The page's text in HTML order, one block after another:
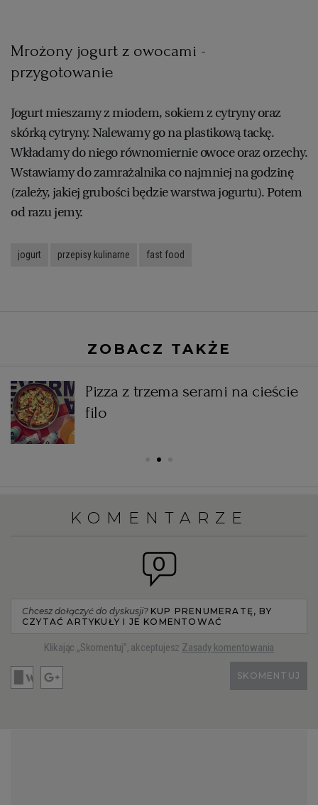
ZIELONA GÓRA
Mrożony jogurt z owocami -
przygotowanie
Jogurt mieszamy z miodem, sokiem z cytryny oraz
skórką cytryny. Nalewamy go na plastikową tackę.
Wkładamy do niego równomiernie owoce oraz orzechy.
Wstawiamy do zamrażalnika co najmniej na godzinę
(zależy, jakiej grubości będzie warstwa jogurtu). Potem
od razu jemy.
jogurt przepisy kulinarne fast food
ZOBACZ TAKŻE
Pizza z trzema serami na cieście
filo
KOMENTARZE
0
Chcesz dołączyć do dyskusji? KUP PRENUMERATĘ, BY
CZYTAĆ ARTYKUŁY I JE KOMENTOWAĆ
Klikając „Skomentuj”, akceptujesz Zasady komentowania
SKOMENTUJ